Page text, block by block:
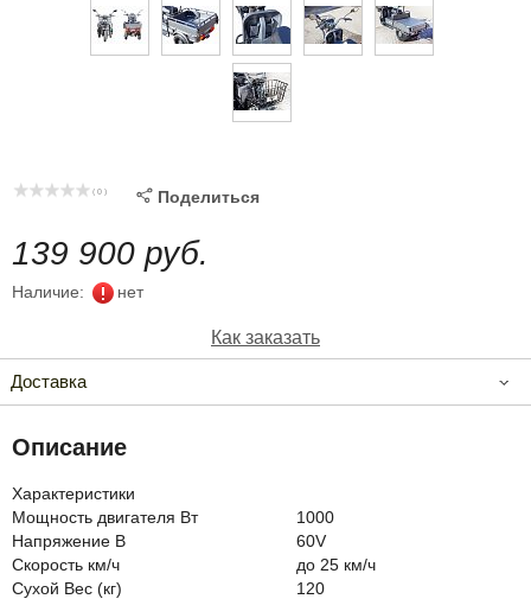
( 0 )  Поделиться
139 900 руб.
Наличие: нет
Как заказать
Доставка
Описание
Характеристики
Мощность двигателя Вт
1000
Напряжение В
60V
Скорость км/ч
до 25 км/ч
Сухой Вес (кг)
120